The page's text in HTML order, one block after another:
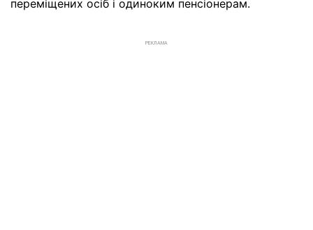
переміщених осіб і одиноким пенсіонерам.
РЕКЛАМА